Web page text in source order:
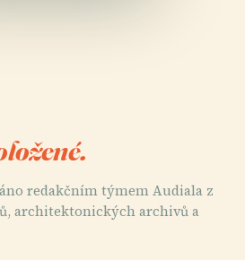
redakčním týmem Audiala z
architektonických archivů a